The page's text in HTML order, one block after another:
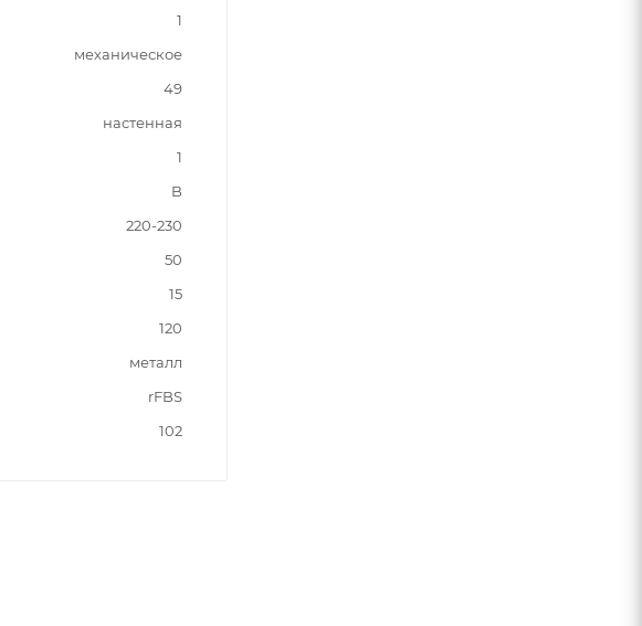
1
механическое
49
настенная
1
B
220-230
50
15
120
металл
rFBS
102